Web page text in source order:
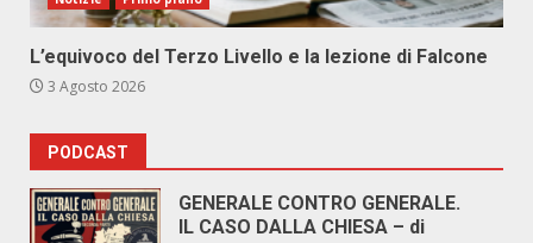
L’equivoco del Terzo Livello e la lezione di Falcone
3 Agosto 2026
PODCAST
GENERALE CONTRO GENERALE.
IL CASO DALLA CHIESA – di